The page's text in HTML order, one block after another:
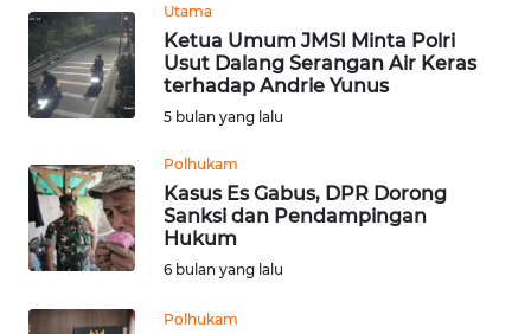
Utama
Ketua Umum JMSI Minta Polri
Usut Dalang Serangan Air Keras
terhadap Andrie Yunus
5 bulan yang lalu
Polhukam
Kasus Es Gabus, DPR Dorong
Sanksi dan Pendampingan
Hukum
6 bulan yang lalu
Polhukam
WN
SUMUT
JAKARTA
WN
JABAR
WN